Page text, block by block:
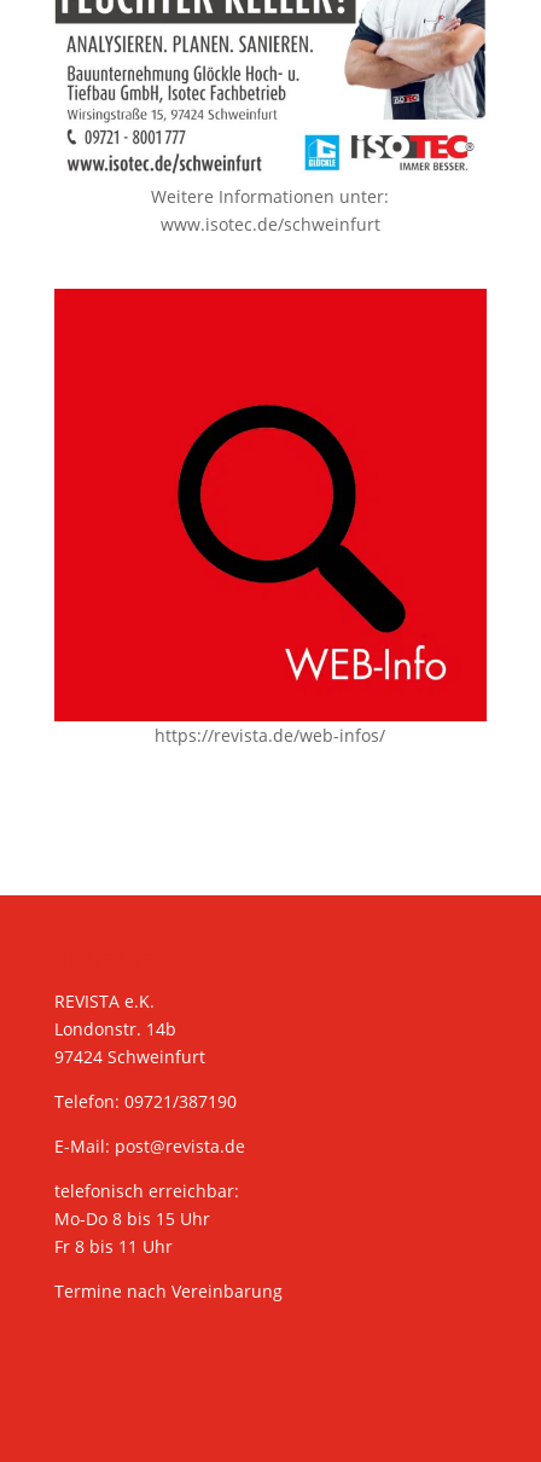
Weitere Informationen unter:
www.isotec.de/schweinfurt
https://revista.de/web-infos/
REVISTA e.K.
Londonstr. 14b
97424 Schweinfurt
Telefon: 09721/387190
E-Mail: post@revista.de
telefonisch erreichbar:
Mo-Do 8 bis 15 Uhr
Fr 8 bis 11 Uhr
Termine nach Vereinbarung